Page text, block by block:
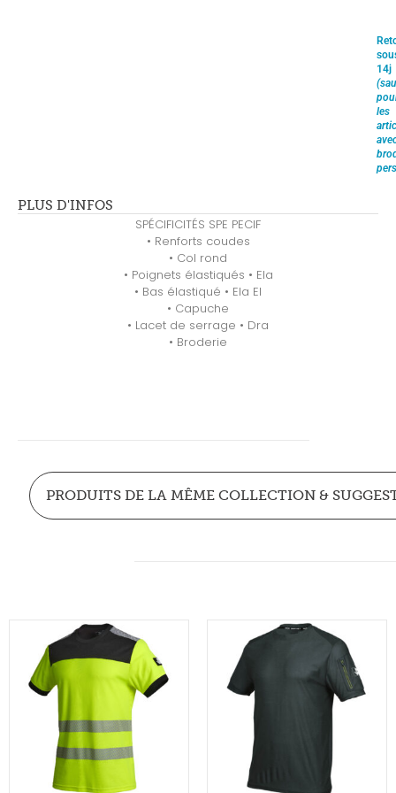
14j
les
PLUS D'INFOS
SPÉCIFICITÉS SPE PECIF
• Renforts coudes
• Col rond
• Poignets élastiqués • Ela
• Bas élastiqué • Ela El
• Capuche
• Lacet de serrage • Dra
• Broderie
PRODUITS DE LA MÊME COLLECTION &